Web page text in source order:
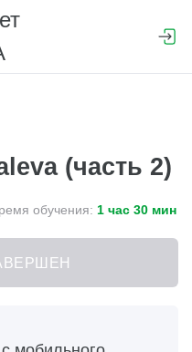
(часть 2)
обучения: 1 час 30 мин